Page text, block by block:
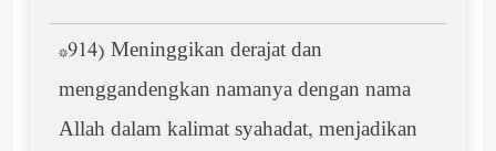
*914) Meninggikan derajat dan
menggandengkan namanya dengan nama
Allah dalam kalimat syahadat, menjadikan